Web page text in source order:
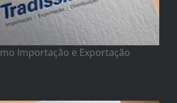
Importação e Exportação